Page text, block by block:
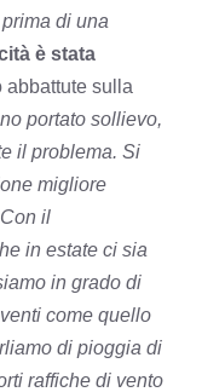
di una
è stata
abbattute sulla
portato sollievo,
il problema. Si
migliore
Con il
in estate ci sia
in grado di
come quello
di pioggia di
raffiche di vento